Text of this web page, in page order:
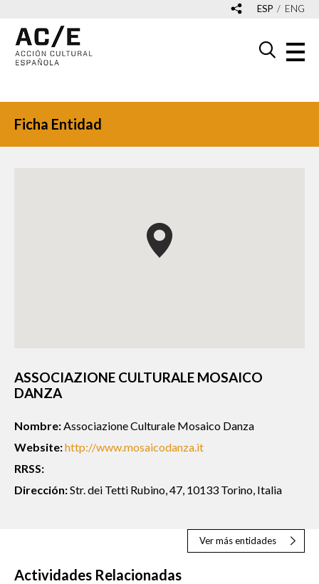
ESP ENG
Ficha Entidad
ASSOCIAZIONE CULTURALE MOSAICO
DANZA
Nombre:Associazione Culturale Mosaico Danza
Website:http://www.mosaicodanza.it
RRSS:
Dirección:Str. dei Tetti Rubino, 47, 10133 Torino, Italia
Ver más entidades
Actividades Relacionadas